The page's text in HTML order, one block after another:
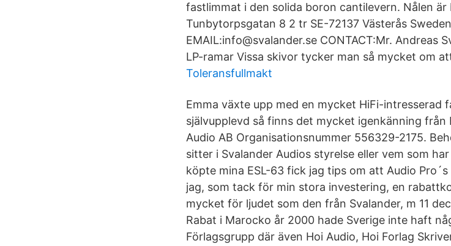
fastlimmat i den solida boron cantilevern. Nålen är
Tunbytorpsgatan 8 2 tr SE-72137 Västerås
EMAIL:info@svalander.se CONTACT:Mr. Andreas
LP-ramar Vissa skivor tycker man så mycket om
Toleransfullmakt
Emma växte upp med en mycket HiFi-intresserad
självupplevd så finns det mycket igenkänning från
Audio AB Organisationsnummer 556329-2175.
sitter i Svalander Audios styrelse eller vem som
köpte mina ESL-63 fick jag tips om att Audio
jag, som tack för min stora investering, en
mycket för ljudet som den från Svalander, m 11
Rabat i Marocko år 2000 hade Sverige inte haft
Förlagsgrupp där även Hoi Audio, Hoi Forlag